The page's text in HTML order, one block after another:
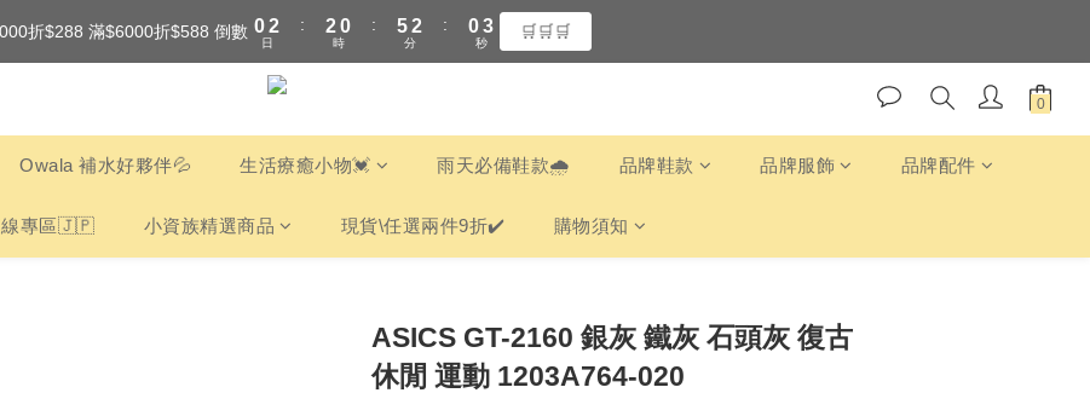
全館滿$3000享『超商』免運費
折$288 滿$6000折$588 倒數 02
1
0
日
:
2
1
0
時
:
5
4
1
2
1
分
:
02
1
秒
🛒🛒🛒
全館滿$3000享『超商』免運費
Owala 補水好夥伴💦 生活療癒小物💓 雨天必備鞋款🌧️ 品牌鞋款 品牌服飾 品牌配件
專區🇯🇵 小資族精選商品 現貨\任選兩件9折✔️ 購物須知
ASICS GT-2160 銀灰 鐵灰 石頭灰 復古
休閒 運動 1203A764-020